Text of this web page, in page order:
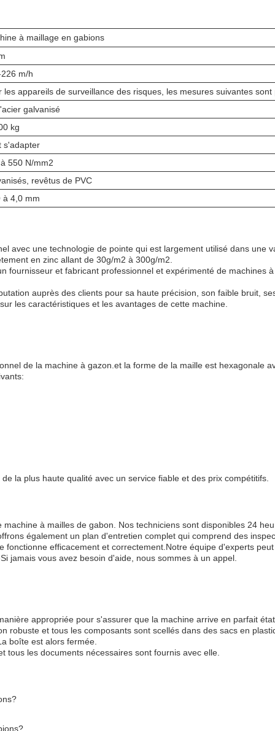
à maillage en gabions
m/h
les appareils de surveillance des risques, les mesures suivantes sont
galvanisé
kg
s'adapter
550 N/mm2
revêtus de PVC
à 4,0 mm
avec une technologie de pointe qui est largement utilisé dans une
en zinc allant de 30g/m2 à 300g/m2.
fournisseur et fabricant professionnel et expérimenté de machines
auprès des clients pour sa haute précision, son faible bruit,
les caractéristiques et les avantages de cette machine.
de la machine à gazon.et la forme de la maille est hexagonale
la plus haute qualité avec un service fiable et des prix compétitifs.
à mailles de gabon. Nos techniciens sont disponibles 24
également un plan d'entretien complet qui comprend des
efficacement et correctement.Notre équipe d'experts
jamais vous avez besoin d'aide, nous sommes à un appel.
appropriée pour s'assurer que la machine arrive en parfait
robuste et tous les composants sont scellés dans des sacs en
boîte est alors fermée.
les documents nécessaires sont fournis avec elle.